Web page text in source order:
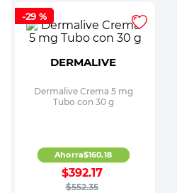
-29 %
DERMALIVE
Dermalive Crema 5 mg
Tubo con 30 g
$552.35
$392.17
Ahorra$160.18